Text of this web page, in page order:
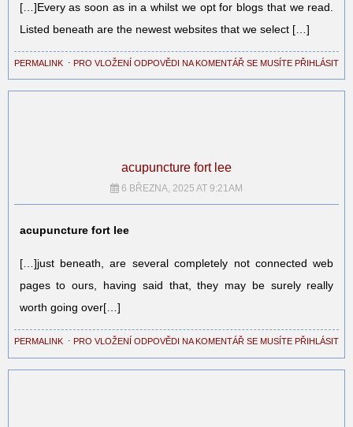
[…]Every as soon as in a whilst we opt for blogs that we read.
Listed beneath are the newest websites that we select […]
PERMALINK ⋅ PRO VLOŽENÍ ODPOVĚDI NA KOMENTÁŘ SE MUSÍTE PŘIHLÁSIT
acupuncture fort lee
6 BŘEZNA, 2025 AT 9:21AM
acupuncture fort lee
[…]just beneath, are several completely not connected web
pages to ours, having said that, they may be surely really
worth going over[…]
PERMALINK ⋅ PRO VLOŽENÍ ODPOVĚDI NA KOMENTÁŘ SE MUSÍTE PŘIHLÁSIT